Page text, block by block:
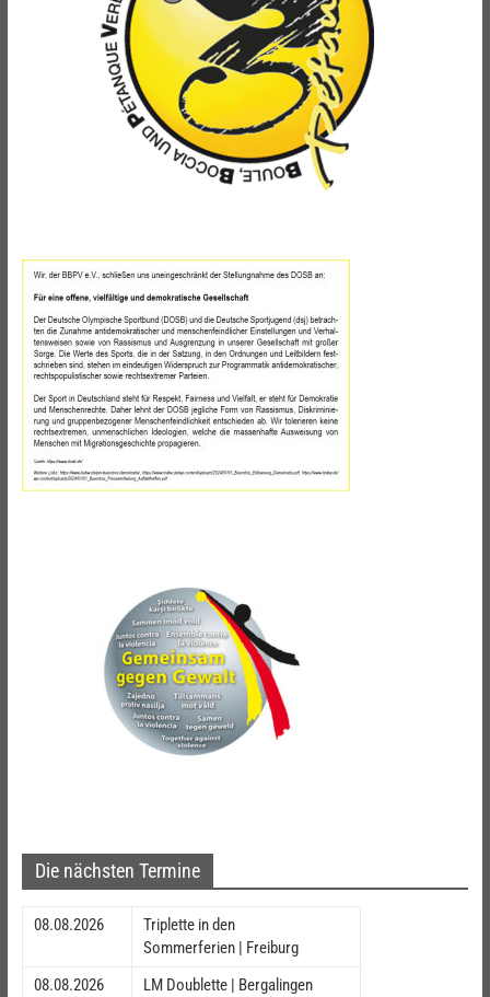
Die nächsten Termine
08.08.2026
Triplette in den
Sommerferien | Freiburg
08.08.2026
LM Doublette | Bergalingen